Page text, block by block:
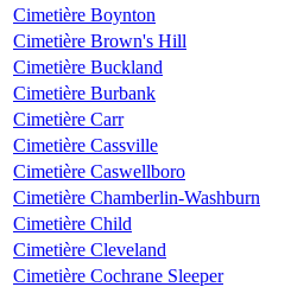
Cimetière Boynton
Cimetière Brown's Hill
Cimetière Buckland
Cimetière Burbank
Cimetière Carr
Cimetière Cassville
Cimetière Caswellboro
Cimetière Chamberlin-Washburn
Cimetière Child
Cimetière Cleveland
Cimetière Cochrane Sleeper